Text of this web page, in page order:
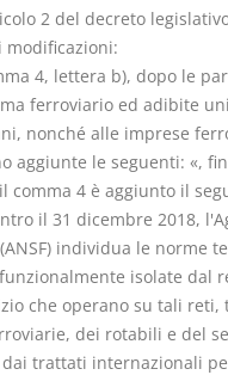
2 del decreto
modificazioni:
4, lettera b), dopo le
ferroviario ed adibite
nonché alle imprese
aggiunte le seguenti: «,
comma 4 è aggiunto il
il 31 dicembre 2018,
individua le norme
isolate dal
che operano su tali
dei rotabili e del
trattati internazionali
I Vincoli
D. Minussi
Versione
4,19 (iva incl.)